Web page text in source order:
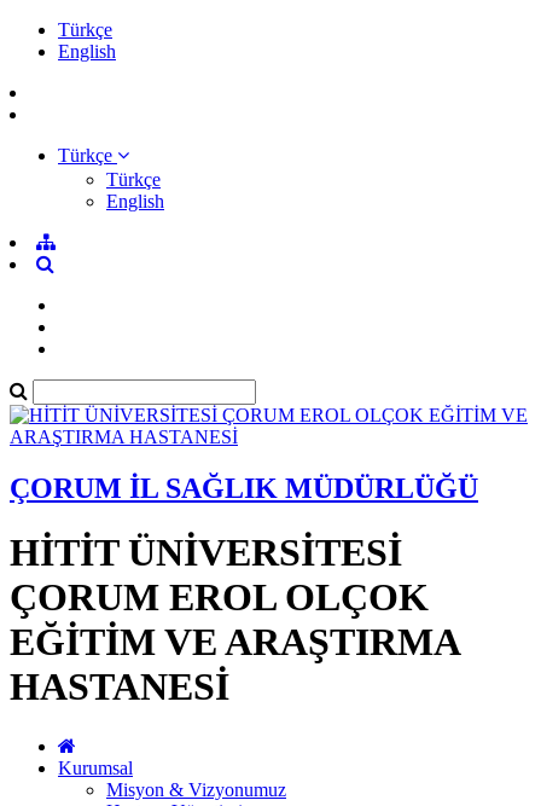
Türkçe
English
Türkçe
Türkçe
English
ÇORUM İL SAĞLIK MÜDÜRLÜĞÜ
HİTİT ÜNİVERSİTESİ
ÇORUM EROL OLÇOK
EĞİTİM VE ARAŞTIRMA
HASTANESİ
Kurumsal
Misyon & Vizyonumuz